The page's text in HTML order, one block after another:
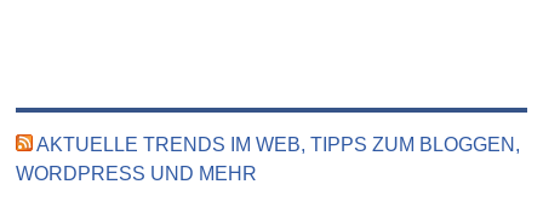
AKTUELLE TRENDS IM WEB, TIPPS ZUM BLOGGEN,
WORDPRESS UND MEHR